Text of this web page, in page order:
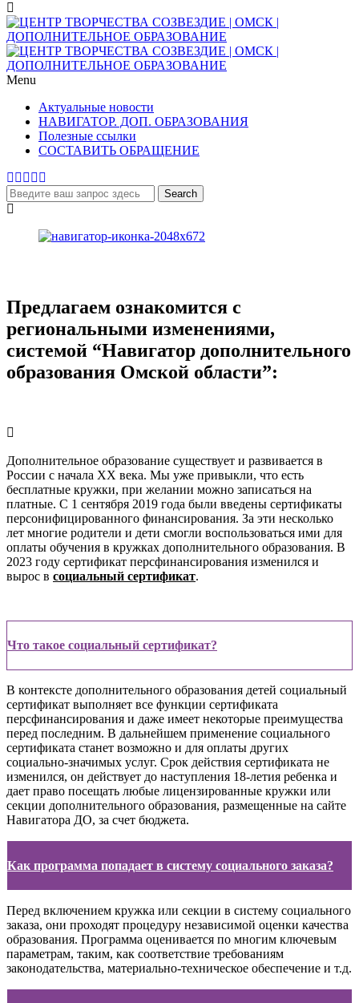
Menu
Актуальные новости
НАВИГАТОР. ДОП. ОБРАЗОВАНИЯ
Полезные ссылки
СОСТАВИТЬ ОБРАЩЕНИЕ
Предлагаем ознакомится с
региональными изменениями,
системой “Навигатор дополнительного
образования Омской области”:
Дополнительное образование существует и развивается в
России с начала XX века. Мы уже привыкли, что есть
бесплатные кружки, при желании можно записаться на
платные. С 1 сентября 2019 года были введены сертификаты
персонифицированного финансирования. За эти несколько
лет многие родители и дети смогли воспользоваться ими для
оплаты обучения в кружках дополнительного образования. В
2023 году сертификат персфинансирования изменился и
вырос в социальный сертификат.
Что такое социальный сертификат?
В контексте дополнительного образования детей социальный
сертификат выполняет все функции сертификата
персфинансирования и даже имеет некоторые преимущества
перед последним. В дальнейшем применение социального
сертификата станет возможно и для оплаты других
социально-значимых услуг. Срок действия сертификата не
изменился, он действует до наступления 18-летия ребенка и
дает право посещать любые лицензированные кружки или
секции дополнительного образования, размещенные на сайте
Навигатора ДО, за счет бюджета.
Как программа попадает в систему социального заказа?
Перед включением кружка или секции в систему социального
заказа, они проходят процедуру независимой оценки качества
образования. Программа оценивается по многим ключевым
параметрам, таким, как соответствие требованиям
законодательства, материально-техническое обеспечение и т.д.